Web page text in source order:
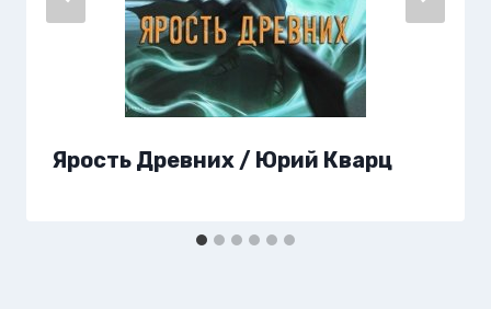
Ярость Древних / Юрий Кварц